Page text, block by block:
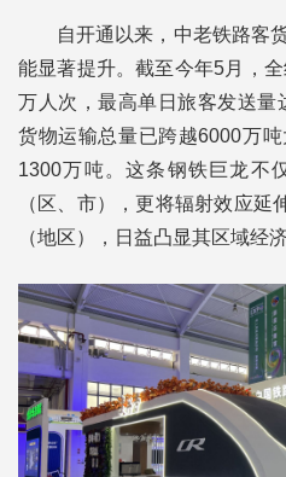
自开通以来，中老铁路客
能显著提升。截至今年5月，
万人次，最高单日旅客发送量
货物运输总量已跨越6000万
1300万吨。这条钢铁巨龙不
（区、市），更将辐射效应延
（地区），日益凸显其区域经